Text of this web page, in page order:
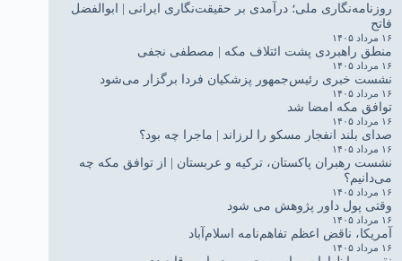
روزنامه‌نگاری ملی؛ درآمدی بر حقیقت‌نگاری ایرانی | ابوالفضل
فاتح
۱۶ مرداد ۱۴۰۵
منطق راهبردی پشت ائتلاف مکه | مصطفی نجفی
۱۶ مرداد ۱۴۰۵
نشست خبری رئیس‌جمهور پزشکیان فردا برگزار می‌شود
۱۶ مرداد ۱۴۰۵
توافق مکه امضا شد
۱۶ مرداد ۱۴۰۵
صدای بلند انفجار مسکو را لرزاند | ماجرا چه بود؟
۱۶ مرداد ۱۴۰۵
نشست رهبران پاکستان، ترکیه و عربستان | از توافق مکه چه
می‌دانیم؟
۱۶ مرداد ۱۴۰۵
وقتی پول داور پژوهش می شود
۱۶ مرداد ۱۴۰۵
آمریکا، ناقض اعظم تفاهم‌نامه اسلام‌آباد
۱۶ مرداد ۱۴۰۵